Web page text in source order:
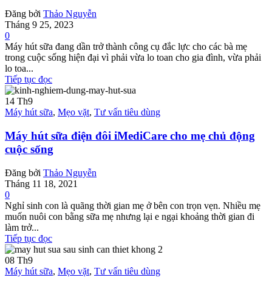
Đăng bởi Thảo Nguyễn
Tháng 9 25, 2023
0
Máy hút sữa đang dần trở thành công cụ đắc lực cho các bà mẹ
trong cuộc sống hiện đại vì phải vừa lo toan cho gia đình, vừa phải
lo toa...
Tiếp tục đọc
14 Th9
Máy hút sữa, Mẹo vặt, Tư vấn tiêu dùng
Máy hút sữa điện đôi iMediCare cho mẹ chủ động
cuộc sống
Đăng bởi Thảo Nguyễn
Tháng 11 18, 2021
0
Nghỉ sinh con là quãng thời gian mẹ ở bên con trọn vẹn. Nhiều mẹ
muốn nuôi con bằng sữa mẹ nhưng lại e ngại khoảng thời gian đi
làm trở...
Tiếp tục đọc
08 Th9
Máy hút sữa, Mẹo vặt, Tư vấn tiêu dùng